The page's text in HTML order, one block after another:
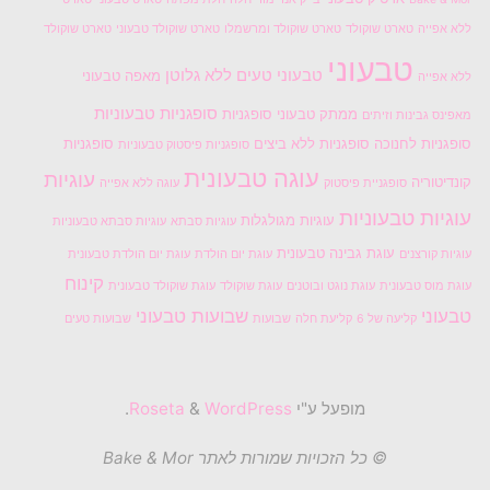
ללא אפייה טארט שוקולד טארט שוקולד ומרשמלו טארט שוקולד טבעוני טארט שוקולד
ללא אפייה טבעוני טבעוני טעים ללא גלוטן מאפה טבעוני
מאפינס גבינות וזיתים ממתק טבעוני סופגניות סופגניות טבעוניות
סופגניות לחנוכה סופגניות ללא ביצים סופגניות פיסטוק טבעוניות סופגניות
קונדיטוריה סופגניית פיסטוק עוגה טבעונית עוגה ללא אפייה עוגיות
עוגיות טבעוניות עוגיות מגולגלות עוגיות סבתא עוגיות סבתא טבעוניות
עוגיות קורצנים עוגת גבינה טבעונית עוגת יום הולדת עוגת יום הולדת טבעונית
עוגת מוס טבעונית עוגת נוגט ובוטנים עוגת שוקולד עוגת שוקולד טבעונית קינוח
טבעוני קליעה של 6 קליעת חלה שבועות שבועות טבעוני שבועות טעים
מופעל ע"י & WordPress
.
© כל הזכויות שמורות לאתר Bake & Mor